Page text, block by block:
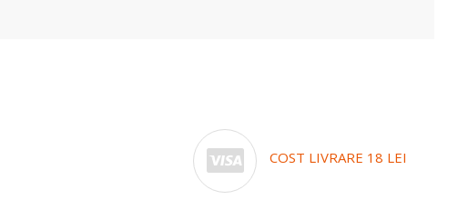
COST LIVRARE 18 LEI